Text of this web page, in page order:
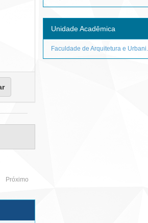
Próximo
Unidade Acadêmica
Faculdade de Arquitetura e Urbani...